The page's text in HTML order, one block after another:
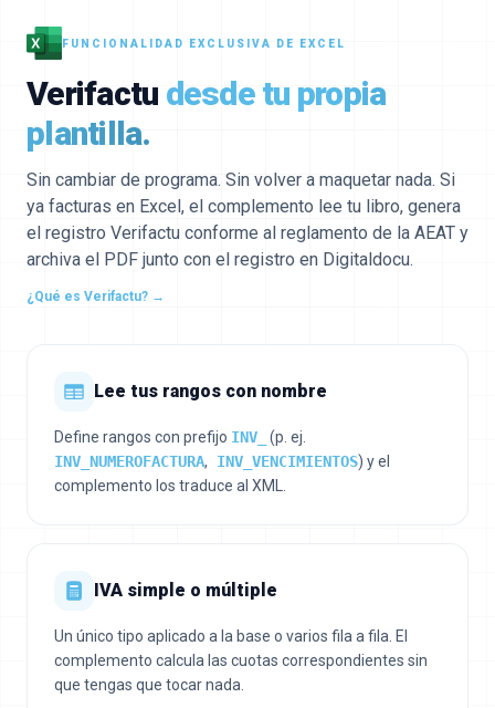
FUNCIONALIDAD EXCLUSIVA DE EXCEL
Verifactu desde tu propia
plantilla.
Sin cambiar de programa. Sin volver a maquetar nada. Si
ya facturas en Excel, el complemento lee tu libro, genera
el registro Verifactu conforme al reglamento de la AEAT y
archiva el PDF junto con el registro en Digitaldocu.
¿Qué es Verifactu? →
Lee tus rangos con nombre
Define rangos con prefijo INV_
(p. ej.
INV_NUMEROFACTURA, INV_VENCIMIENTOS) y el
complemento los traduce al XML.
IVA simple o múltiple
Un único tipo aplicado a la base o varios fila a fila. El
complemento calcula las cuotas correspondientes sin
que tengas que tocar nada.